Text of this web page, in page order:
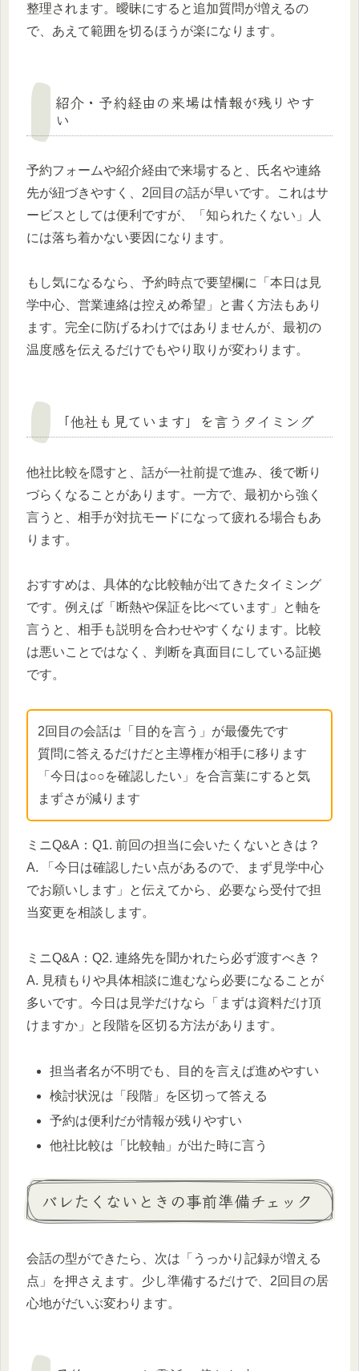
整理されます。曖昧にすると追加質問が増えるの
で、あえて範囲を切るほうが楽になります。
紹介・予約経由の来場は情報が残りやす
い
予約フォームや紹介経由で来場すると、氏名や連絡
先が紐づきやすく、2回目の話が早いです。これはサ
ービスとしては便利ですが、「知られたくない」人
には落ち着かない要因になります。
もし気になるなら、予約時点で要望欄に「本日は見
学中心、営業連絡は控えめ希望」と書く方法もあり
ます。完全に防げるわけではありませんが、最初の
温度感を伝えるだけでもやり取りが変わります。
「他社も見ています」を言うタイミング
他社比較を隠すと、話が一社前提で進み、後で断り
づらくなることがあります。一方で、最初から強く
言うと、相手が対抗モードになって疲れる場合もあ
ります。
おすすめは、具体的な比較軸が出てきたタイミング
です。例えば「断熱や保証を比べています」と軸を
言うと、相手も説明を合わせやすくなります。比較
は悪いことではなく、判断を真面目にしている証拠
です。
2回目の会話は「目的を言う」が最優先です
質問に答えるだけだと主導権が相手に移ります
「今日は○○を確認したい」を合言葉にすると気
まずさが減ります
ミニQ&A：Q1. 前回の担当に会いたくないときは？
A. 「今日は確認したい点があるので、まず見学中心
でお願いします」と伝えてから、必要なら受付で担
当変更を相談します。
ミニQ&A：Q2. 連絡先を聞かれたら必ず渡すべき？
A. 見積もりや具体相談に進むなら必要になることが
多いです。今日は見学だけなら「まずは資料だけ頂
けますか」と段階を区切る方法があります。
担当者名が不明でも、目的を言えば進めやすい
検討状況は「段階」を区切って答える
予約は便利だが情報が残りやすい
他社比較は「比較軸」が出た時に言う
バレたくないときの事前準備チェック
会話の型ができたら、次は「うっかり記録が増える
点」を押さえます。少し準備するだけで、2回目の居
心地がだいぶ変わります。